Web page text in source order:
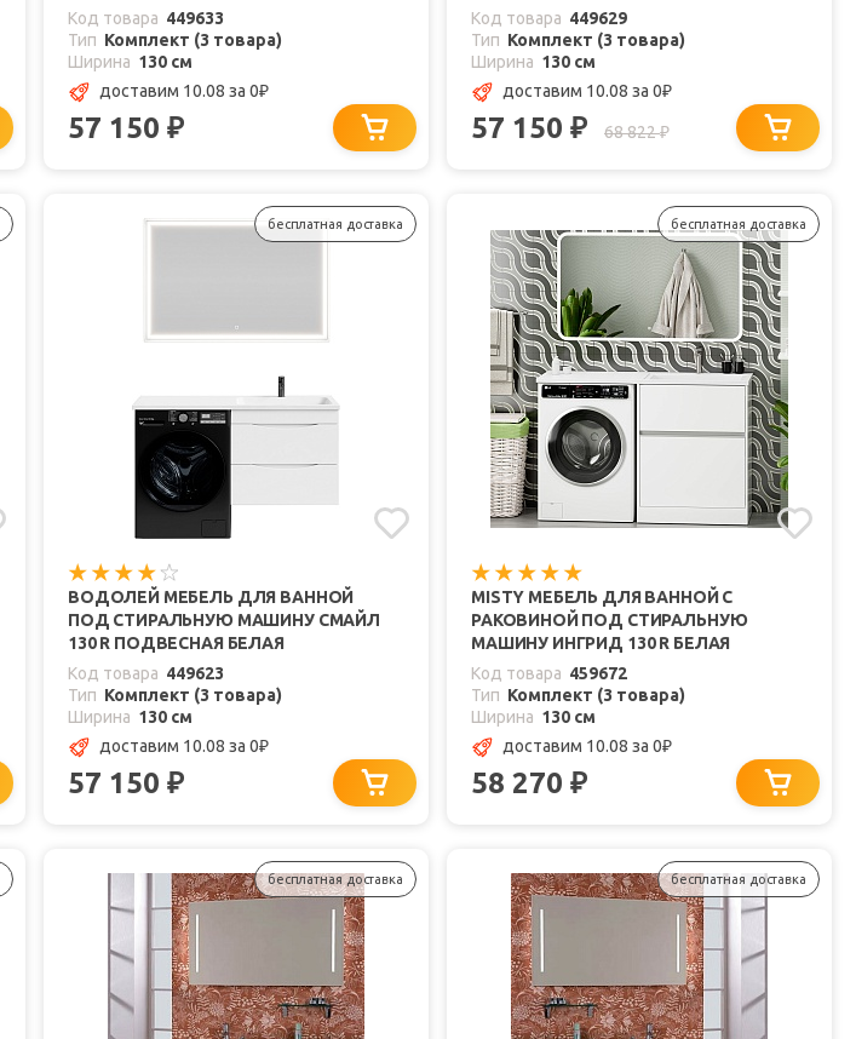
Код товара 449633
Тип Комплект (3 товара)
Ширина 130 см
доставим 10.08 за 0₽
57 150 ₽
Код товара 449629
Тип Комплект (3 товара)
Ширина 130 см
доставим 10.08 за 0₽
57 150 ₽ 68 822₽
бесплатная доставка
ВОДОЛЕЙ МЕБЕЛЬ ДЛЯ ВАННОЙ
ПОД СТИРАЛЬНУЮ МАШИНУ СМАЙЛ
130 R ПОДВЕСНАЯ БЕЛАЯ
Код товара 449623
Тип Комплект (3 товара)
Ширина 130 см
доставим 10.08 за 0₽
57 150 ₽
бесплатная доставка
MISTY МЕБЕЛЬ ДЛЯ ВАННОЙ С
РАКОВИНОЙ ПОД СТИРАЛЬНУЮ
МАШИНУ ИНГРИД 130 R БЕЛАЯ
Код товара 459672
Тип Комплект (3 товара)
Ширина 130 см
доставим 10.08 за 0₽
58 270 ₽
бесплатная доставка бесплатная доставка